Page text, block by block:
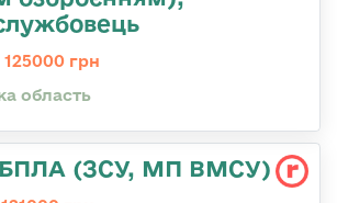
грн
область
БПЛА (ЗСУ, МП ВМСУ)